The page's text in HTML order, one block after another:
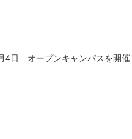
4日 オープンキャンパスを開催